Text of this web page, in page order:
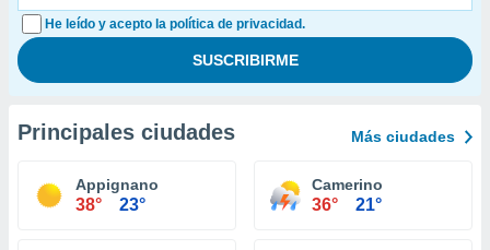
He leído y acepto la política de privacidad.
Principales ciudades Más ciudades
Appignano
38° 23°
Camerino
36° 21°